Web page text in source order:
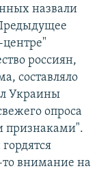
назвали
центре"
россиян,
составляло
Украины
опроса
признаками".
внимание на